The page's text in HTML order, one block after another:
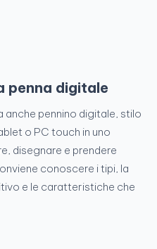
penna digitale
anche pennino digitale, stilo
o PC touch in uno
disegnare e prendere
conoscere i tipi, la
e le caratteristiche che